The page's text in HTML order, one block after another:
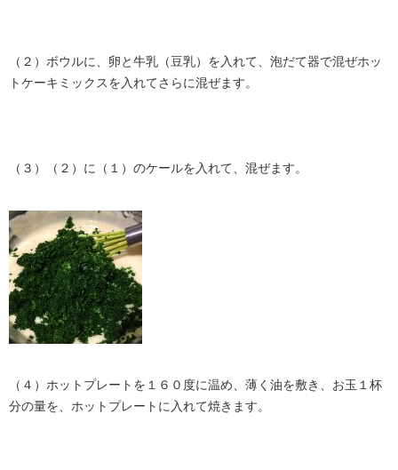
（２）ボウルに、卵と牛乳（豆乳）を入れて、泡だて器で混ぜホッ
トケーキミックスを入れてさらに混ぜます。
（３）（２）に（１）のケールを入れて、混ぜます。
（４）ホットプレートを１６０度に温め、薄く油を敷き、お玉１杯
分の量を、ホットプレートに入れて焼きます。